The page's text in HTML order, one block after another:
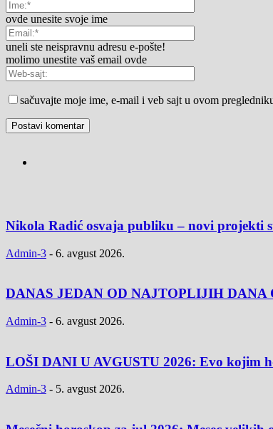
ovde unesite svoje ime
uneli ste neispravnu adresu e-pošte!
molimo unestite vaš email ovde
sačuvajte moje ime, e-mail i veb sajt u ovom
Nikola Radić osvaja publiku – novi projekti
Admin-3 - 6. avgust 2026.
DANAS JEDAN OD NAJTOPLIJIH DANA
Admin-3 - 6. avgust 2026.
LOŠI DANI U AVGUSTU 2026: Evo kojim
Admin-3 - 5. avgust 2026.